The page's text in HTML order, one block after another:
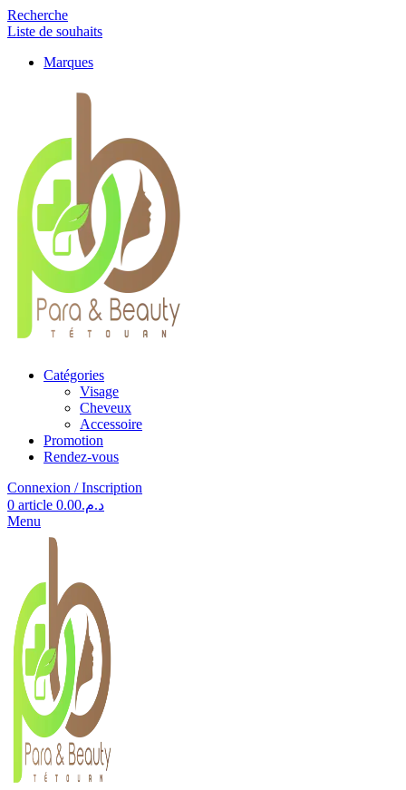
Recherche
Liste de souhaits
Marques
Catégories
Visage
Cheveux
Accessoire
Promotion
Rendez-vous
Connexion / Inscription
0 article د.م.0.00
Menu